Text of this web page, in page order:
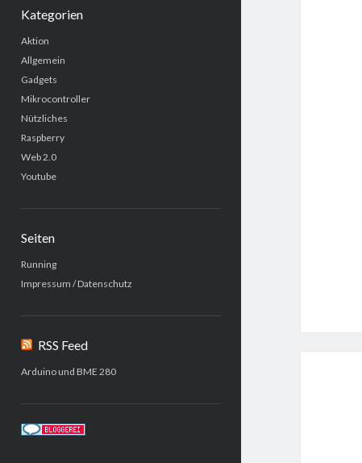
Kategorien
Aktion
Allgemein
Gadgets
Mikrocontroller
Nützliches
Raspberry
Web 2.0
Youtube
Seiten
Running
Impressum / Datenschutz
RSS Feed
Arduino und BME 280